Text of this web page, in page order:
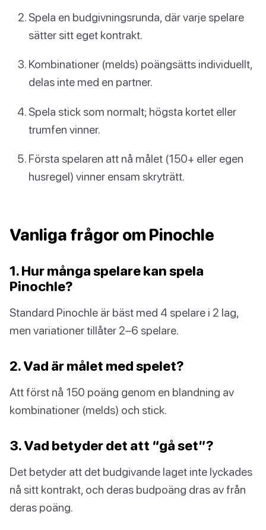
Spela en budgivningsrunda, där varje spelare
sätter sitt eget kontrakt.
Kombinationer (melds) poängsätts individuellt,
delas inte med en partner.
Spela stick som normalt; högsta kortet eller
trumfen vinner.
Första spelaren att nå målet (150+ eller egen
husregel) vinner ensam skryträtt.
Vanliga frågor om Pinochle
1. Hur många spelare kan spela
Pinochle?
Standard Pinochle är bäst med 4 spelare i 2 lag,
men variationer tillåter 2–6 spelare.
2. Vad är målet med spelet?
Att först nå 150 poäng genom en blandning av
kombinationer (melds) och stick.
3. Vad betyder det att “gå set”?
Det betyder att det budgivande laget inte lyckades
nå sitt kontrakt, och deras budpoäng dras av från
deras poäng.